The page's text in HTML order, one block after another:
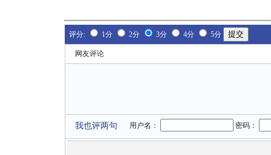
评分: 1分 2分 3分 4分 5分
网友评论
我也评两句 用户名： 密码：